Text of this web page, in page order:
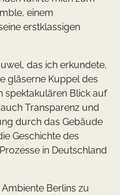
einem
erstklassigen
das ich erkundete,
gläserne Kuppel des
spektakulären Blick auf
Transparenz und
durch das Gebäude
Geschichte des
in Deutschland
Berlins zu